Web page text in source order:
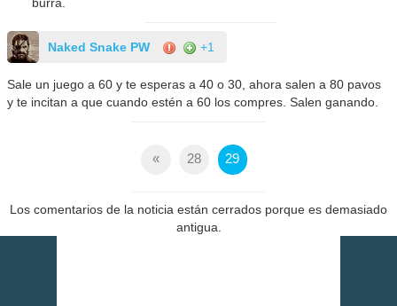
Naked Snake PW +1
Sale un juego a 60 y te esperas a 40 o 30, ahora salen a 80 pavos
y te incitan a que cuando estén a 60 los compres. Salen ganando.
« 28 29
Los comentarios de la noticia están cerrados porque es demasiado
antigua.